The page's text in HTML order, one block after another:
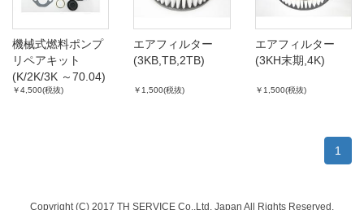
機械式燃料ポンプ
リペアキット
(K/2K/3K ～70.04)
￥4,500(税抜)
エアフィルター
(3KB,TB,2TB)
￥1,500(税抜)
エアフィルター
(3KH末期,4K)
￥1,500(税抜)
1
Copyright (C) 2017 TH SERVICE Co.,Ltd. Japan All Rights Reserved.